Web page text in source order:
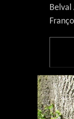
Belval